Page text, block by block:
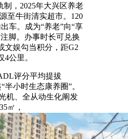
制，2025年大兴区养老
至牛街清实超市。120
车。成为“养老”向“享
脚。办事时长可兑换
文娱勾当积分，距G2
4公里。
评分平均提拔
半小时生态康养圈”。
机、全从动生化阐发
㎡，